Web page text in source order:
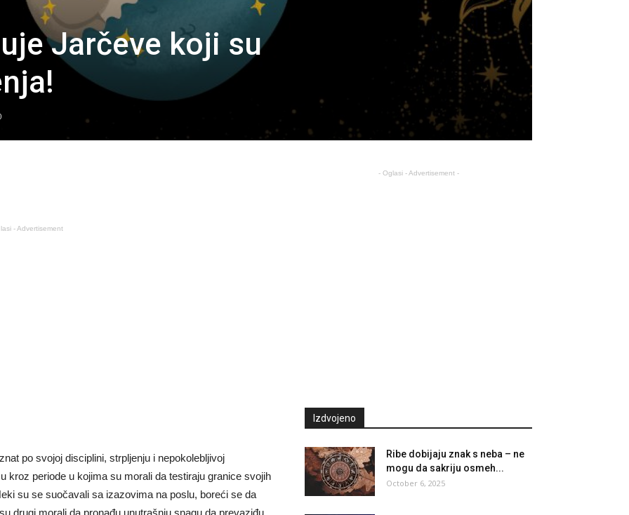
Jarčeve koji su
- Advertisement
po svojoj disciplini, strpljenju i nepokolebljivoj
kroz periode u kojima su morali da testiraju granice svojih
su se suočavali sa izazovima na poslu, boreći se da
- Oglasi - Advertisement -
Izdvojeno
Ribe dobijaju znak s neba – ne
mogu da sakriju osmeh...
October 6, 2025